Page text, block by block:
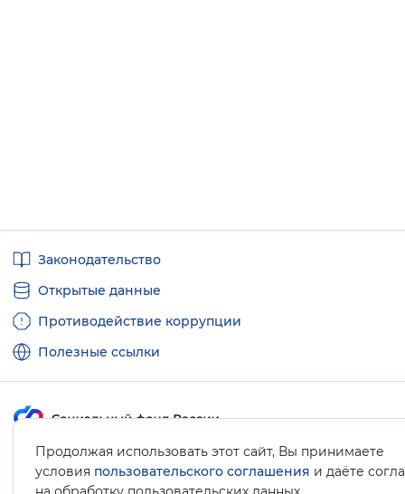
Продолжая использовать этот сайт, Вы принимаете
условия пользовательского соглашения и даёте
ссылкиЗаконодательство
Открытые данные
Противодействие коррупции
Полезные ссылки
Карта сайта